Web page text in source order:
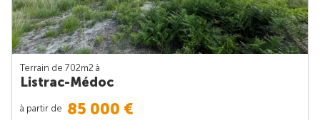
Terrain de 702m2 à
Listrac-Médoc
à partir de 85 000 €